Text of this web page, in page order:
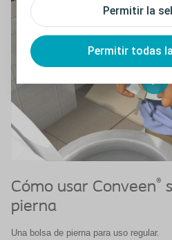
Permitir la
Permitir todas
Cómo usar Conveen®
pierna
Una bolsa de pierna para uso regular.